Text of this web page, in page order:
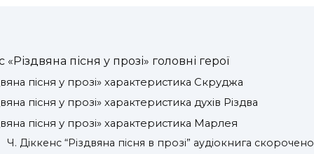
«Різдвяна пісня у прозі» головні герої
пісня у прозі» характеристика Скруджа
пісня у прозі» характеристика духів Різдва
пісня у прозі» характеристика Марлея
Ч. Діккенс “Різдвяна пісня в прозі” аудіокнига скорочено